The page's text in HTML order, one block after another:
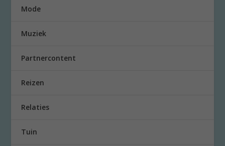
Mode
Muziek
Partnercontent
Reizen
Relaties
Tuin